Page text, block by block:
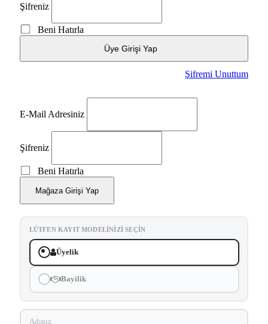
Şifreniz
Beni Hatırla
Üye Girişi Yap
Şifremi Unuttum
E-Mail Adresiniz
Şifreniz
Beni Hatırla
Mağaza Girişi Yap
LÜTFEN KAYIT MODELINIZI SEÇIN
Üyelik
Bayilik